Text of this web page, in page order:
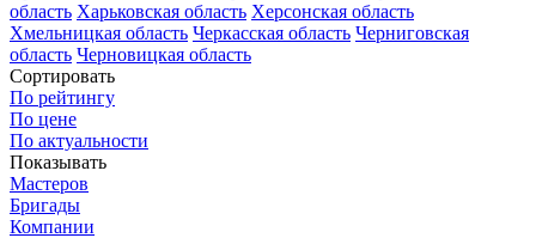
область Харьковская область Херсонская область
Хмельницкая область Черкасская область Черниговская
область Черновицкая область
Сортировать
По рейтингу
По цене
По актуальности
Показывать
Мастеров
Бригады
Компании